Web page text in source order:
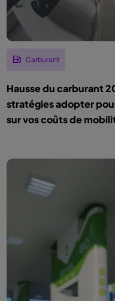
Carburant
Hausse du carburant
stratégies adopter
sur vos coûts de